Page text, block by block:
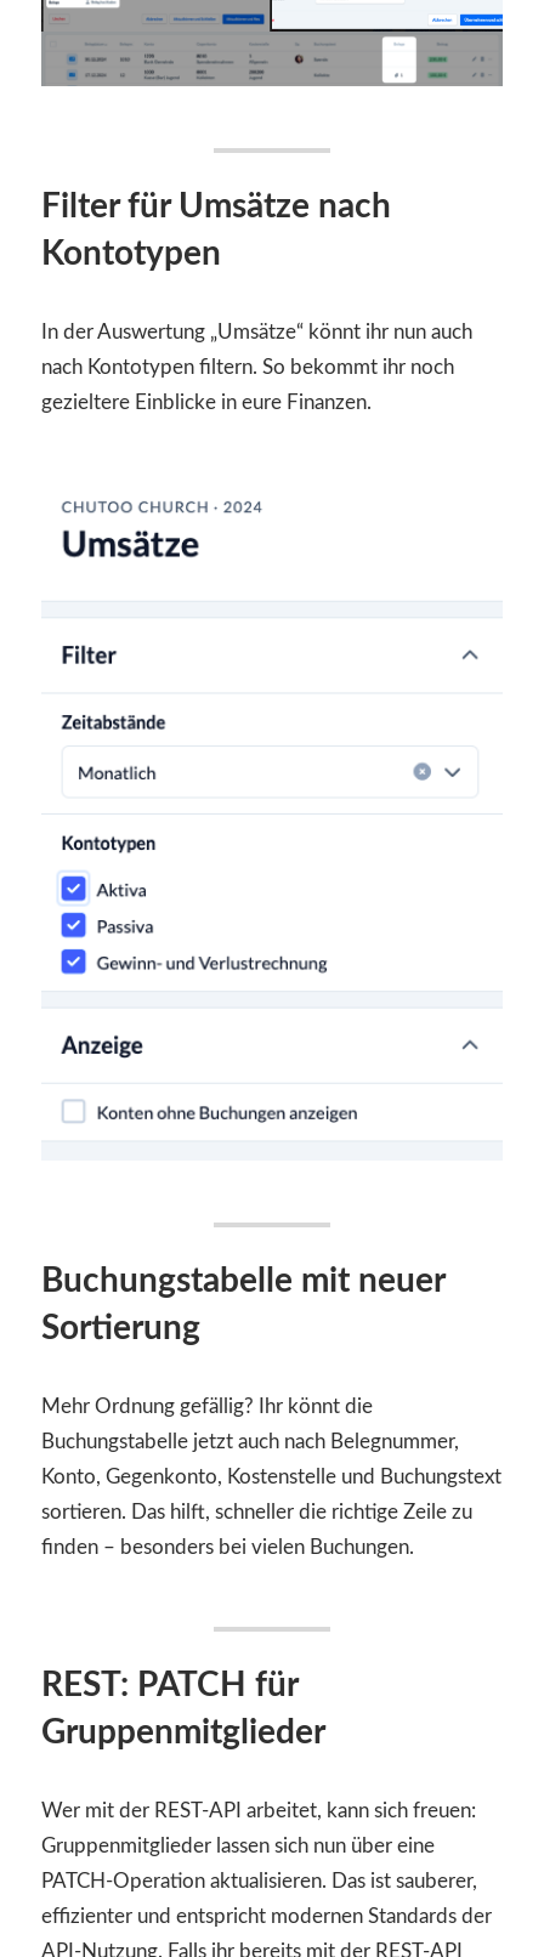
Filter für Umsätze nach
Kontotypen
In der Auswertung „Umsätze“ könnt ihr nun auch
nach Kontotypen filtern. So bekommt ihr noch
gezieltere Einblicke in eure Finanzen.
Buchungstabelle mit neuer
Sortierung
Mehr Ordnung gefällig? Ihr könnt die
Buchungstabelle jetzt auch nach Belegnummer,
Konto, Gegenkonto, Kostenstelle und Buchungstext
sortieren. Das hilft, schneller die richtige Zeile zu
finden – besonders bei vielen Buchungen.
REST: PATCH für
Gruppenmitglieder
Wer mit der REST-API arbeitet, kann sich freuen:
Gruppenmitglieder lassen sich nun über eine
PATCH-Operation aktualisieren. Das ist sauberer,
effizienter und entspricht modernen Standards der
API-Nutzung. Falls ihr bereits mit der REST-API